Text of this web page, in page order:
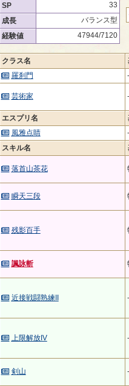
SP
33
成長
バランス型
経験値
47944/7120
クラス名
羅刹門
-
芸術家 -
エスプリ名
風雅点睛
-
スキル名
落首山茶花
瞬天三段
残影百手
諷詠斬
近接戦闘熟練II -
上限解放IV -
剣山 -